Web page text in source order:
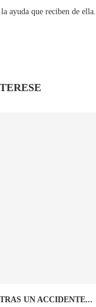
ayuda que reciben de ella.
UN ACCIDENTE...